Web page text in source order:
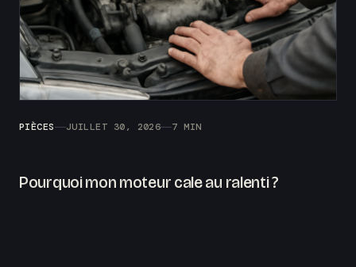
PIÈCES JUILLET 30, 2026 7 MIN
Pourquoi mon moteur cale au ralenti ?